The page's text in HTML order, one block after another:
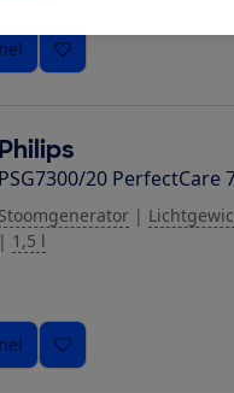
Philips
PSG7300/20 PerfectCare
Stoomgenerator |
| 1,5 l